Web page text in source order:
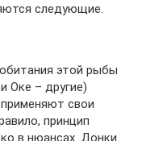
следующие.
этой рыбы
Оке – другие)
свои
принцип
в нюансах. Донки